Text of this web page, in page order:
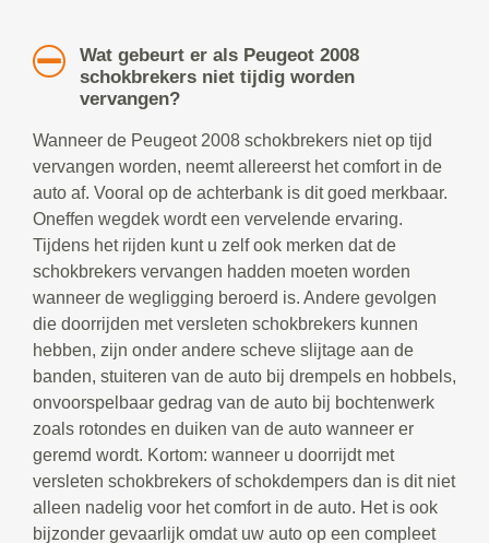
Wat gebeurt er als Peugeot 2008
schokbrekers niet tijdig worden
vervangen?
Wanneer de Peugeot 2008 schokbrekers niet op tijd
vervangen worden, neemt allereerst het comfort in de
auto af. Vooral op de achterbank is dit goed merkbaar.
Oneffen wegdek wordt een vervelende ervaring.
Tijdens het rijden kunt u zelf ook merken dat de
schokbrekers vervangen hadden moeten worden
wanneer de wegligging beroerd is. Andere gevolgen
die doorrijden met versleten schokbrekers kunnen
hebben, zijn onder andere scheve slijtage aan de
banden, stuiteren van de auto bij drempels en hobbels,
onvoorspelbaar gedrag van de auto bij bochtenwerk
zoals rotondes en duiken van de auto wanneer er
geremd wordt. Kortom: wanneer u doorrijdt met
versleten schokbrekers of schokdempers dan is dit niet
alleen nadelig voor het comfort in de auto. Het is ook
bijzonder gevaarlijk omdat uw auto op een compleet